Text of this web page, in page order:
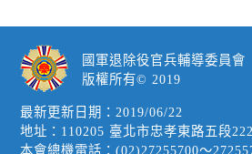
國軍退除役官兵輔導委員會
版權所有© 2019
最新更新日期：2019/06/22
地址：110205 臺北市忠孝東路五段
本會總機電話：(02)27255700～